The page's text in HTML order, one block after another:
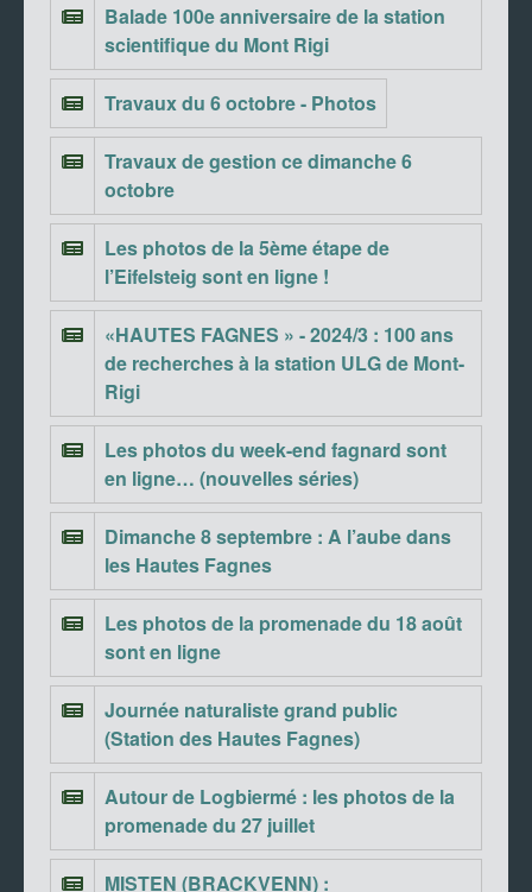
Balade 100e anniversaire de la station
scientifique du Mont Rigi
Travaux du 6 octobre - Photos
Travaux de gestion ce dimanche 6
octobre
Les photos de la 5ème étape de
l’Eifelsteig sont en ligne !
«HAUTES FAGNES » - 2024/3 : 100 ans
de recherches à la station ULG de Mont-
Rigi
Les photos du week-end fagnard sont
en ligne… (nouvelles séries)
Dimanche 8 septembre : A l’aube dans
les Hautes Fagnes
Les photos de la promenade du 18 août
sont en ligne
Journée naturaliste grand public
(Station des Hautes Fagnes)
Autour de Logbiermé : les photos de la
promenade du 27 juillet
MISTEN (BRACKVENN) :